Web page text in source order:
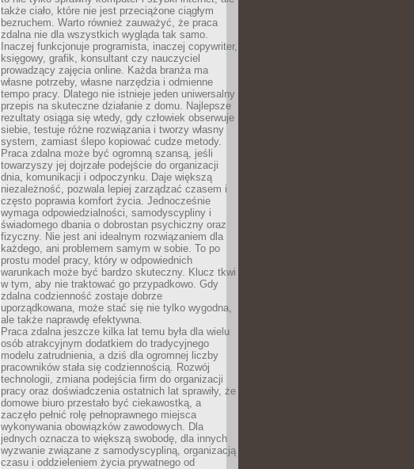
także ciało, które nie jest przeciążone ciągłym
bezruchem. Warto również zauważyć, że praca
zdalna nie dla wszystkich wygląda tak samo.
Inaczej funkcjonuje programista, inaczej copywriter,
księgowy, grafik, konsultant czy nauczyciel
prowadzący zajęcia online. Każda branża ma
własne potrzeby, własne narzędzia i odmienne
tempo pracy. Dlatego nie istnieje jeden uniwersalny
przepis na skuteczne działanie z domu. Najlepsze
rezultaty osiąga się wtedy, gdy człowiek obserwuje
siebie, testuje różne rozwiązania i tworzy własny
system, zamiast ślepo kopiować cudze metody.
Praca zdalna może być ogromną szansą, jeśli
towarzyszy jej dojrzałe podejście do organizacji
dnia, komunikacji i odpoczynku. Daje większą
niezależność, pozwala lepiej zarządzać czasem i
często poprawia komfort życia. Jednocześnie
wymaga odpowiedzialności, samodyscypliny i
świadomego dbania o dobrostan psychiczny oraz
fizyczny. Nie jest ani idealnym rozwiązaniem dla
każdego, ani problemem samym w sobie. To po
prostu model pracy, który w odpowiednich
warunkach może być bardzo skuteczny. Klucz tkwi
w tym, aby nie traktować go przypadkowo. Gdy
zdalna codzienność zostaje dobrze
uporządkowana, może stać się nie tylko wygodna,
ale także naprawdę efektywna.
Praca zdalna jeszcze kilka lat temu była dla wielu
osób atrakcyjnym dodatkiem do tradycyjnego
modelu zatrudnienia, a dziś dla ogromnej liczby
pracowników stała się codziennością. Rozwój
technologii, zmiana podejścia firm do organizacji
pracy oraz doświadczenia ostatnich lat sprawiły, że
domowe biuro przestało być ciekawostką, a
zaczęło pełnić rolę pełnoprawnego miejsca
wykonywania obowiązków zawodowych. Dla
jednych oznacza to większą swobodę, dla innych
wyzwanie związane z samodyscypliną, organizacją
czasu i oddzieleniem życia prywatnego od